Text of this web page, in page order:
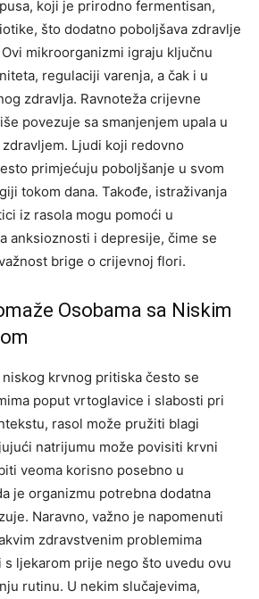
koji je prirodno fermentisan,
što dodatno poboljšava zdravlje
mikroorganizmi igraju ključnu
regulaciji varenja, a čak i u
zdravlja. Ravnoteža crijevne
povezuje sa smanjenjem upala u
Ljudi koji redovno
primjećuju poboljšanje u svom
tokom dana. Takođe, istraživanja
iz rasola mogu pomoći u
anksioznosti i depresije, čime se
brige o crijevnoj flori.
Osobama sa Niskim
krvnog pritiska često se
poput vrtoglavice i slabosti pri
rasol može pružiti blagi
natrijumu može povisiti krvni
veoma korisno posebno u
je organizmu potrebna dodatna
Naravno, važno je napomenuti
zdravstvenim problemima
ljekarom prije nego što uvedu ovu
rutinu. U nekim slučajevima,